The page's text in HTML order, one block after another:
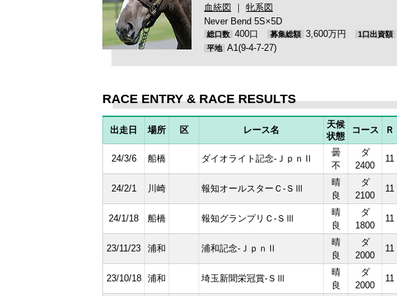
血統図
｜ 牝系図
Never Bend 5S×5D
総口数 400口 募集総額 3,600万円 1口出資額
平地 A1(9-4-7-27)
RACE ENTRY & RACE RESULTS
出走日 場所 区 レース名
天候
状態
コース Ｒ
24/3/6 船橋 ダイオライト記念-ＪｐｎⅡ
曇
不
ダ
2400
11
24/2/1 川崎 報知オールスターＣ-ＳⅢ
晴
良
ダ
2100
11
24/1/18 船橋 報知グランプリＣ-ＳⅢ
晴
良
ダ
1800
11
23/11/23 浦和 浦和記念-ＪｐｎⅡ
晴
良
ダ
2000
11
23/10/18 浦和 埼玉新聞栄冠賞-ＳⅢ
晴
良
ダ
2000
11